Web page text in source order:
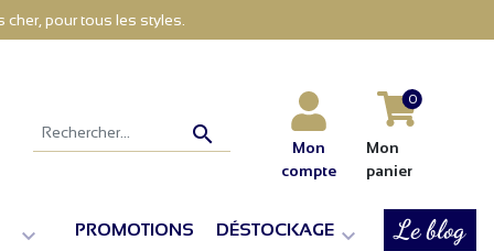
pour tous les styles.

Mon
compte
0
Mon
panier
 PROMOTIONS DÉSTOCKAGE  Le blog